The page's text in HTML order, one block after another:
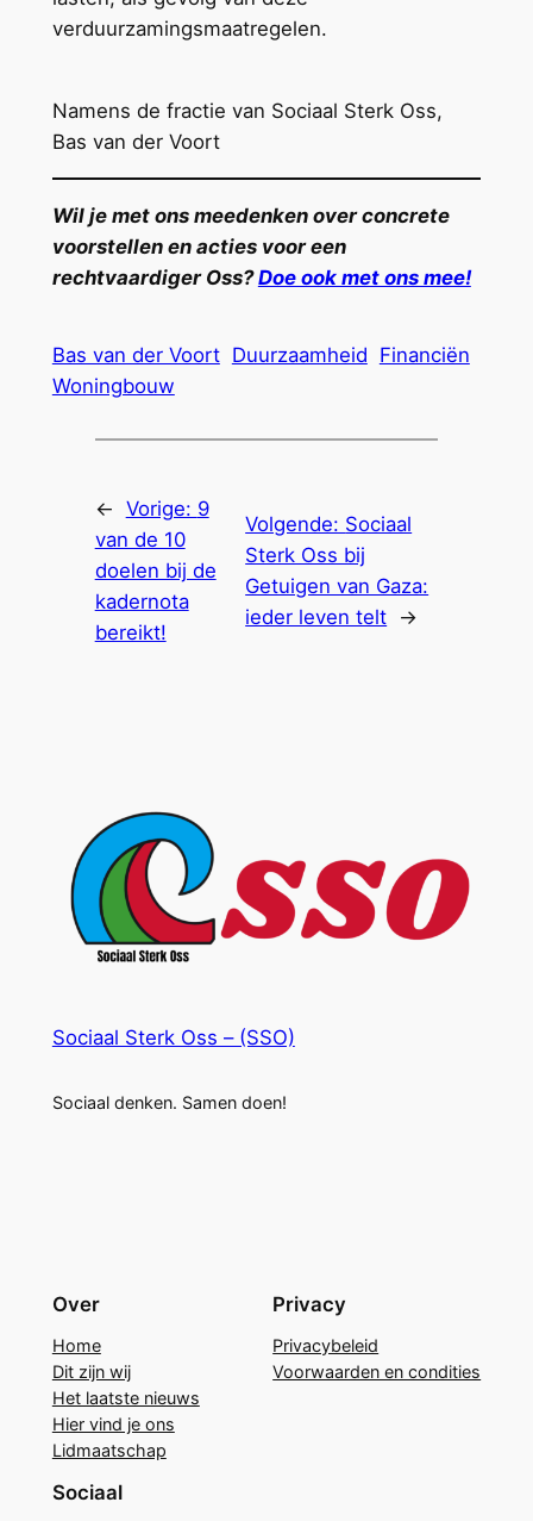
verduurzamingsmaatregelen.
Namens de fractie van Sociaal Sterk Oss,
Bas van der Voort
Wil je met ons meedenken over concrete
voorstellen en acties voor een
rechtvaardiger Oss?Doe ook met ons mee!
Bas van der Voort Duurzaamheid Financiën
Woningbouw
← Vorige: 9
van de 10
doelen bij de
kadernota
bereikt!
Volgende: Sociaal
Sterk Oss bij
Getuigen van Gaza:
ieder leven telt →
Sociaal Sterk Oss – (SSO)
Sociaal denken. Samen doen!
Over
Home
Dit zijn wij
Het laatste nieuws
Hier vind je ons
Lidmaatschap
Privacy
Privacybeleid
Voorwaarden en condities
Sociaal